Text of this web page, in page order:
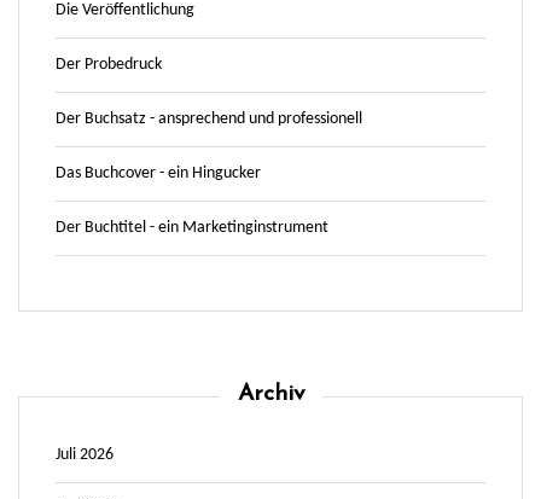
Die Veröffentlichung
Der Probedruck
Der Buchsatz - ansprechend und professionell
Das Buchcover - ein Hingucker
Der Buchtitel - ein Marketinginstrument
Archiv
Juli 2026